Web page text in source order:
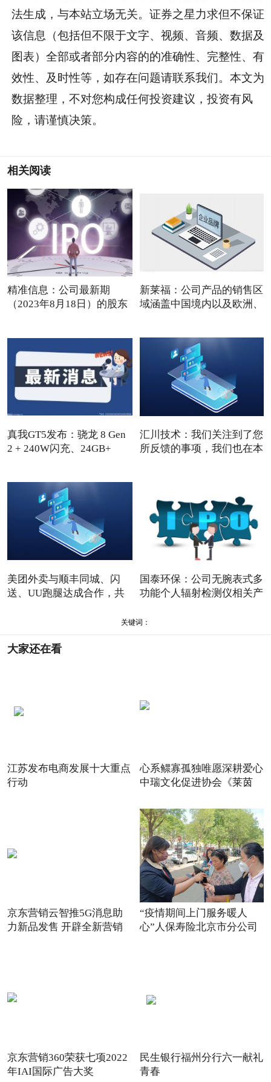
法生成，与本站立场无关。证券之星力求但不保证
该信息（包括但不限于文字、视频、音频、数据及
图表）全部或者部分内容的的准确性、完整性、有
效性、及时性等，如存在问题请联系我们。本文为
数据整理，不对您构成任何投资建议，投资有风
险，请谨慎决策。
相关阅读
精准信息：公司最新期
（2023年8月18日）的股东
新莱福：公司产品的销售区
域涵盖中国境内以及欧洲、
真我GT5发布：骁龙 8 Gen
2 + 240W闪充、24GB+
汇川技术：我们关注到了您
所反馈的事项，我们也在本
美团外卖与顺丰同城、闪
送、UU跑腿达成合作，共
国泰环保：公司无腕表式多
功能个人辐射检测仪相关产
关键词：
大家还在看
江苏发布电商发展十大重点
行动
心系鳏寡孤独唯愿深耕爱心
中瑞文化促进协会《莱茵
京东营销云智推5G消息助
力新品发售 开辟全新营销
“疫情期间上门服务暖人
心”人保寿险北京市分公司
京东营销360荣获七项2022
年IAI国际广告大奖
民生银行福州分行六一献礼
青春